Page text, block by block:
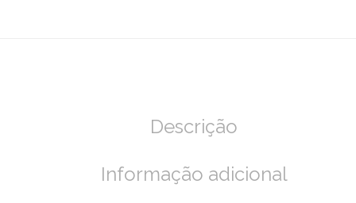
Descrição
Informação adicional